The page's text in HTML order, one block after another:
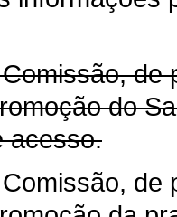
de
do
acesso.
de